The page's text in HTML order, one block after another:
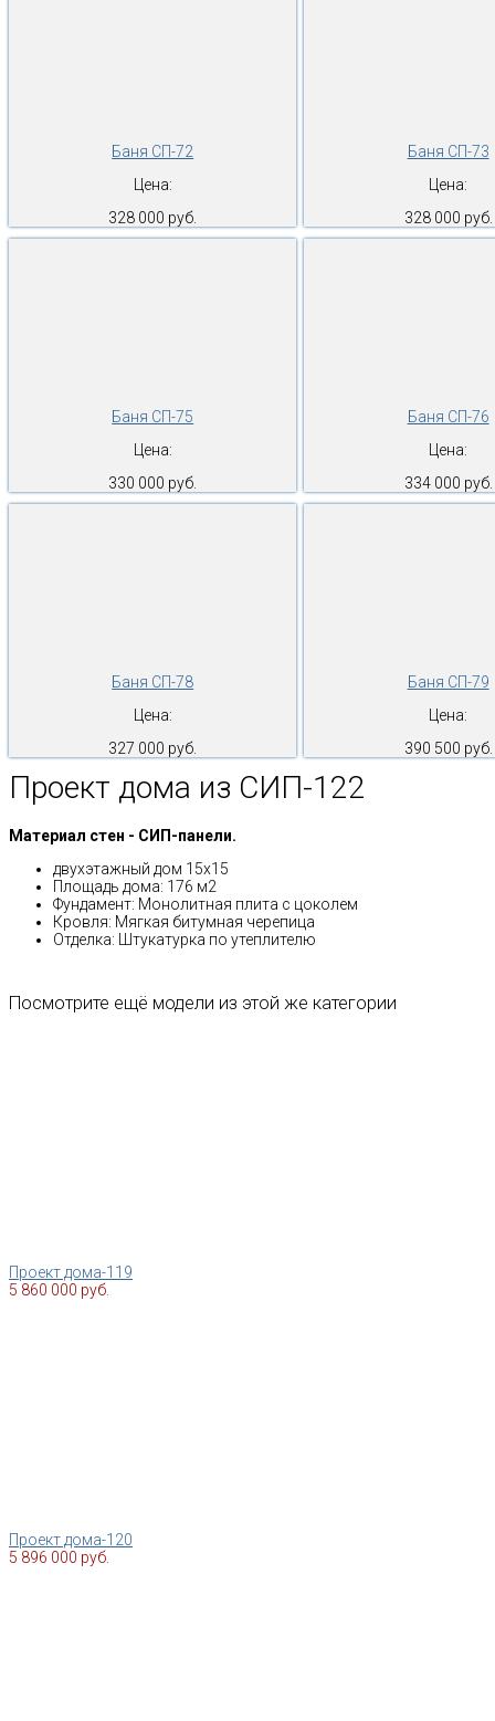
Баня СП-72
Цена:
328 000 руб.
Баня СП-73
Цена:
328 000 руб.
Баня СП-75
Цена:
330 000 руб.
Баня СП-76
Цена:
334 000 руб.
Баня СП-78
Цена:
327 000 руб.
Баня СП-79
Цена:
390 500 руб.
Проект дома из СИП-122
Материал стен - СИП-панели.
двухэтажный дом 15х15
Площадь дома: 176 м2
Фундамент: Монолитная плита с цоколем
Кровля: Мягкая битумная черепица
Отделка: Штукатурка по утеплителю
Посмотрите ещё модели из этой же категории
Проект дома-119
5 860 000 руб.
Проект дома-120
5 896 000 руб.